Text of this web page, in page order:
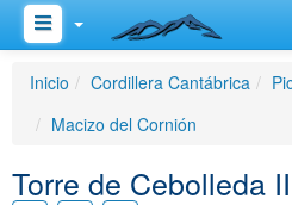
Inicio Cordillera Cantábrica
Macizo del Cornión
Torre de Cebolleda